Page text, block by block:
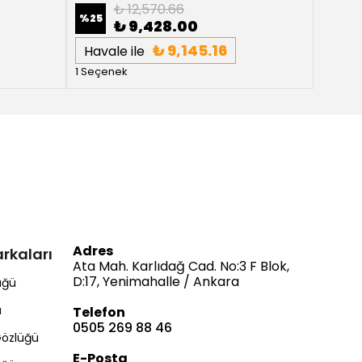
%25 ₺ 12,570.66
₺ 9,428.00
Havale ile ₺ 9,145.16
1 Seçenek
Adres
Ata Mah. Karlıdağ Cad. No:3 F Blok,
D:17, Yenimahalle / Ankara
Telefon
0505 269 88 46